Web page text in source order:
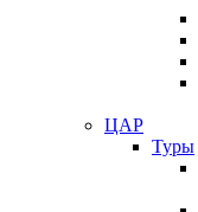
ЦАР
Туры